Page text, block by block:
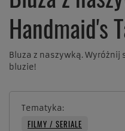
Handmaid's
Bluza z naszywką.
bluzie!
Tematyka
FILMY / SERIALE